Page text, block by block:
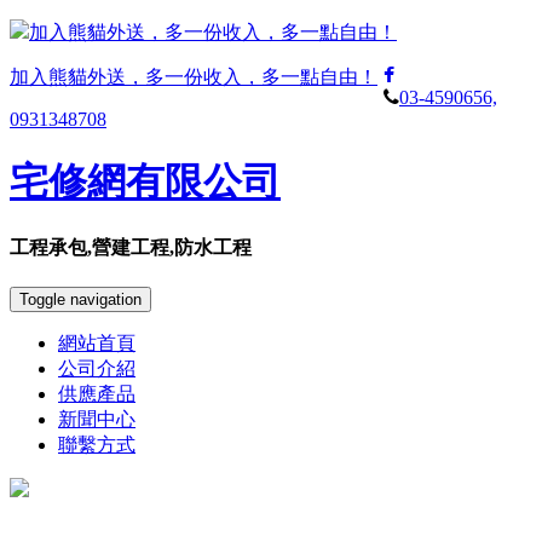
加入熊貓外送，多一份收入，多一點自由！
加入熊貓外送，多一份收入，多一點自由！
03-4590656,
0931348708
宅修網有限公司
工程承包,營建工程,防水工程
Toggle navigation
網站首頁
公司介紹
供應產品
新聞中心
聯繫方式